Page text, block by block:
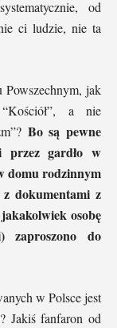
od
ci ludzie, nie ta
jak
a nie
Bo są pewne
przez gardło w
domu rodzinnym
dokumentami z
osobę
do
w Polsce jest
Jakiś fanfaron od